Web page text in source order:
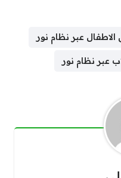
عبر نظام نور
عبر نظام نور